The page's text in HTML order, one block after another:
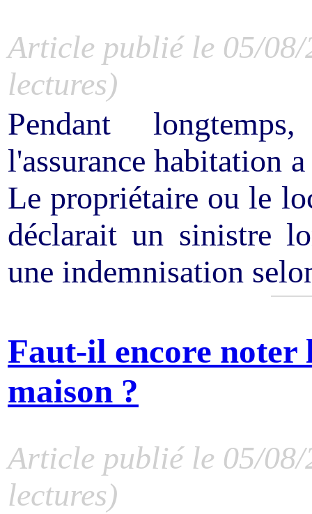
Article publié le 05/
lectures)
Pendant
l'assurance habitation
Le propriétaire ou le
déclarait un sinistre
une indemnisation
Faut-il encore noter
maison ?
Article publié le 05/
lectures)